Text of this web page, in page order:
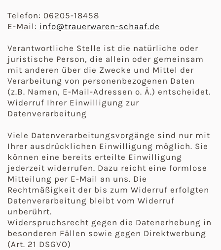
Telefon: 06205-18458
E-Mail: info@trauerwaren-schaaf.de
Verantwortliche Stelle ist die natürliche oder
juristische Person, die allein oder gemeinsam
mit anderen über die Zwecke und Mittel der
Verarbeitung von personenbezogenen Daten
(z.B. Namen, E-Mail-Adressen o. Ä.) entscheidet.
Widerruf Ihrer Einwilligung zur
Datenverarbeitung
Viele Datenverarbeitungsvorgänge sind nur mit
Ihrer ausdrücklichen Einwilligung möglich. Sie
können eine bereits erteilte Einwilligung
jederzeit widerrufen. Dazu reicht eine formlose
Mitteilung per E-Mail an uns. Die
Rechtmäßigkeit der bis zum Widerruf erfolgten
Datenverarbeitung bleibt vom Widerruf
unberührt.
Widerspruchsrecht gegen die Datenerhebung in
besonderen Fällen sowie gegen Direktwerbung
(Art. 21 DSGVO)